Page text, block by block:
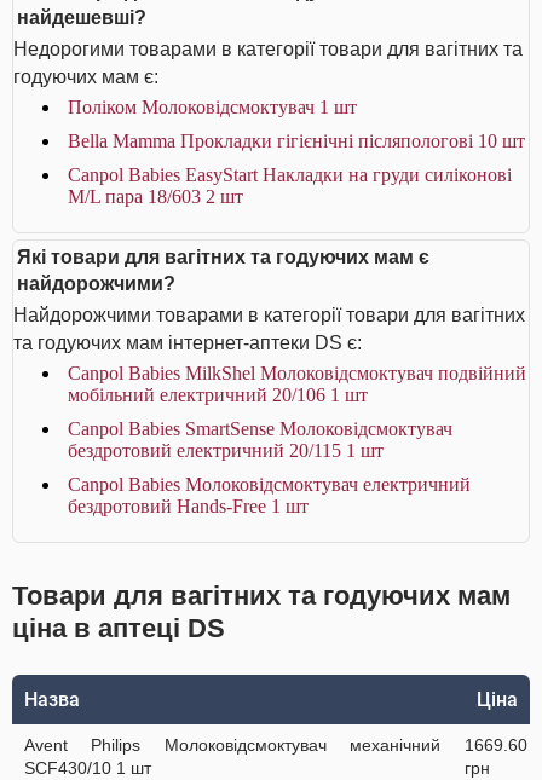
найдешевші?
Недорогими товарами в категорії товари для вагітних та
годуючих мам є:
Поліком Молоковідсмоктувач 1 шт
Bella Мamma Прокладки гiгiєнiчнi післяпологові 10 шт
Canpol Babies EasyStart Накладки на груди силіконові
M/L пара 18/603 2 шт
Які товари для вагітних та годуючих мам є
найдорожчими?
Найдорожчими товарами в категорії товари для вагітних
та годуючих мам інтернет-аптеки DS є:
Canpol Babies MilkShel Молоковідсмоктувач подвійний
мобільний електричний 20/106 1 шт
Canpol Babies SmartSense Молоковідсмоктувач
бездротовий електричний 20/115 1 шт
Canpol Babies Молоковідсмоктувач електричний
бездротовий Hands-Free 1 шт
Товари для вагітних та годуючих мам
ціна в аптеці DS
Назва Ціна
Avent Philips Молоковідсмоктувач механічний
SCF430/10 1 шт
1669.60
грн